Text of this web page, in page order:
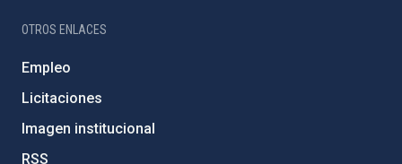
OTROS ENLACES
Empleo
Licitaciones
Imagen institucional
RSS